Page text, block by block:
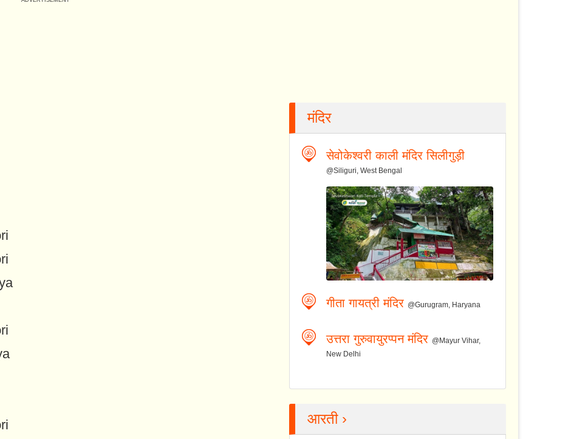
मंदिर
सेवोकेश्वरी काली मंदिर सिलीगुड़ी
@Siliguri, West Bengal
गीता गायत्री मंदिर @Gurugram, Haryana
उत्तरा गुरुवायुरप्पन मंदिर @Mayur Vihar,
New Delhi
आरती ›